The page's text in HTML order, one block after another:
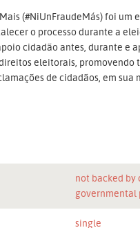
(#NiUnFraudeMás) foi
o processo durante a
cidadão antes, durante e
eleitorais,
de cidadãos, em
not backed
governmental
single